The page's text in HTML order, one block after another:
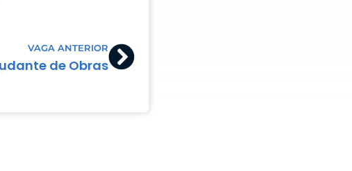
VAGA ANTERIOR
de Obras
Next